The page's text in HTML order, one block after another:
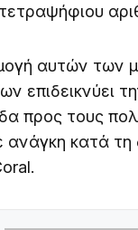
αυτών των
επιδεικνύει
προς τους
ανάγκη κατά τη